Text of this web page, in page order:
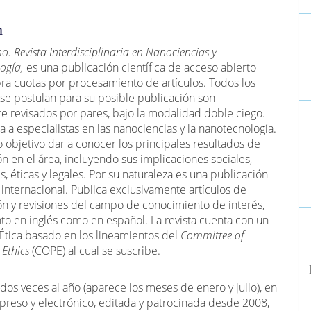
Revista Interdisciplinaria en Nanociencias y
es una publicación científica de acceso abierto
cuotas por procesamiento de artículos. Todos los
postulan para su posible publicación son
revisados por pares, bajo la modalidad doble ciego.
a especialistas en las nanociencias y la nanotecnología.
objetivo dar a conocer los principales resultados de
en el área, incluyendo sus implicaciones sociales,
éticas y legales. Por su naturaleza es una publicación
Publica exclusivamente artículos de
y revisiones del campo de conocimiento de interés,
en inglés como en español. La revista cuenta con un
basado en los lineamientos del Committee of
(COPE) al cual se suscribe.
veces al año (aparece los meses de enero y julio), en
y electrónico, editada y patrocinada desde 2008,